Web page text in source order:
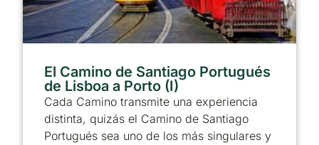
El Camino de Santiago Portugués
de Lisboa a Porto (I)
Cada Camino transmite una experiencia
distinta, quizás el Camino de Santiago
Portugués sea uno de los más singulares y